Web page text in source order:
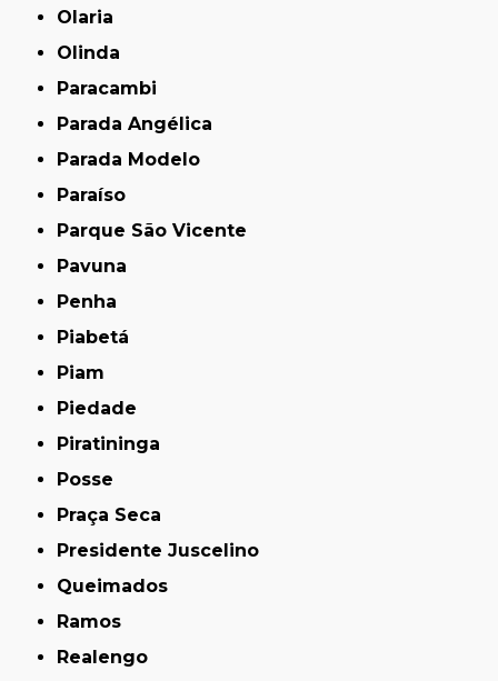
Olaria
Olinda
Paracambi
Parada Angélica
Parada Modelo
Paraíso
Parque São Vicente
Pavuna
Penha
Piabetá
Piam
Piedade
Piratininga
Posse
Praça Seca
Presidente Juscelino
Queimados
Ramos
Realengo